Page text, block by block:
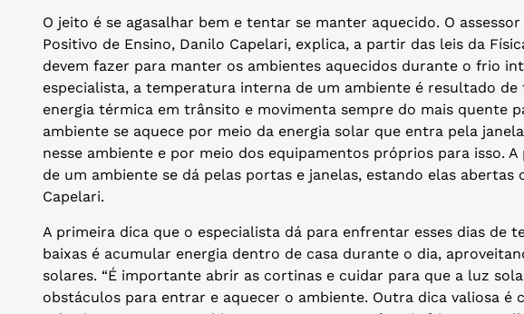
O jeito é se agasalhar bem e tentar se manter aquecido. O
Positivo de Ensino, Danilo Capelari, explica, a partir das leis da
devem fazer para manter os ambientes aquecidos durante o frio
especialista, a temperatura interna de um ambiente é resultado de
energia térmica em trânsito e movimenta sempre do mais quente
ambiente se aquece por meio da energia solar que entra pela
nesse ambiente e por meio dos equipamentos próprios para isso.
de um ambiente se dá pelas portas e janelas, estando elas abertas
Capelari.
A primeira dica que o especialista dá para enfrentar esses dias de
baixas é acumular energia dentro de casa durante o dia,
solares. “É importante abrir as cortinas e cuidar para que a luz
obstáculos para entrar e aquecer o ambiente. Outra dica valiosa é